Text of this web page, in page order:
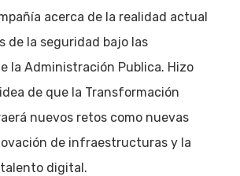
acerca de la realidad actual
de la seguridad bajo las
la Administración Publica. Hizo
de que la Transformación
nuevos retos como nuevas
de infraestructuras y la
digital.